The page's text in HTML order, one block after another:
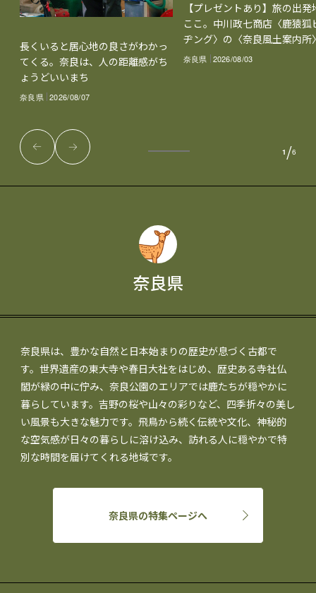
奈良県
奈良県は、豊かな自然と日本始まりの歴史が息づく古都で
す。世界遺産の東大寺や春日大社をはじめ、歴史ある寺社仏
閣が緑の中に佇み、奈良公園のエリアでは鹿たちが穏やかに
暮らしています。吉野の桜や山々の彩りなど、四季折々の美し
い風景も大きな魅力です。飛鳥から続く伝統や文化、神秘的
な空気感が日々の暮らしに溶け込み、訪れる人に穏やかで特
別な時間を届けてくれる地域です。
奈良県の特集ページへ
長くいると居心地の良さがわかっ
てくる。奈良は、人の距離感がち
ょうどいいまち
奈良県 2026/08/07
【プレゼントあり】旅の出発
ここ。中川政七商店〈鹿猿狐
ヂング〉の〈奈良風土案内所
奈良県 2026/08/03
1 /6